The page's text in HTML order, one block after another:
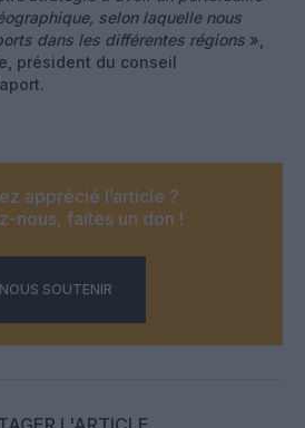
selon laquelle nous
dans les différentes régions »,
président du conseil
apprécié l’article ?
nous, faites un don !
NOUS SOUTENIR